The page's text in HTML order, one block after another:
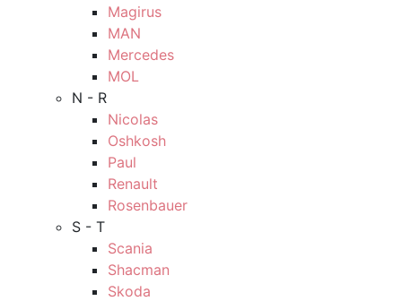
Magirus
MAN
Mercedes
MOL
N - R
Nicolas
Oshkosh
Paul
Renault
Rosenbauer
S - T
Scania
Shacman
Skoda